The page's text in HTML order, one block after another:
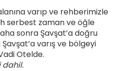
varıp ve rehberimizle
serbest zaman ve öğle
sonra Şavşat’a doğru
varış ve bölgeyi
Otelde.
dahil.